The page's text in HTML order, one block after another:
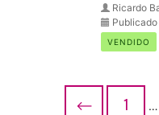
Ricardo
VENDIDO
⟵ 1 …